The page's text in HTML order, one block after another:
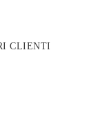
CLIENTI